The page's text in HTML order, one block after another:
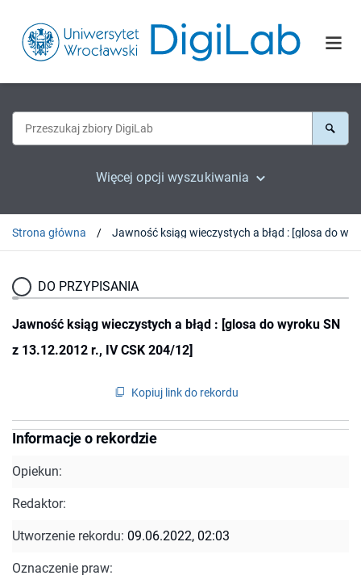
Więcej opcji wyszukiwania
Strona główna
DO PRZYPISANIA
Jawność ksiąg wieczystych a błąd : [glosa do wyroku SN
z 13.12.2012 r., IV CSK 204/12]
Kopiuj link do rekordu
Informacje o rekordzie
Opiekun:
Redaktor:
Utworzenie rekordu: 09.06.2022, 02:03
Oznaczenie praw: